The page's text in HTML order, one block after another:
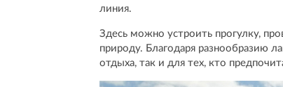
линия.
Здесь можно устроить прогулку,
природу. Благодаря разнообразию
отдыха, так и для тех, кто